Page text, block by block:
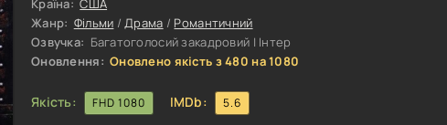
стосунки, і
Країна: США
Жанр: Фільми /Драма / Романтичний
Озвучка: Багатоголосий закадровий | Інтер
Оновлення: Оновлено якість з 480 на 1080
Якість: FHD 1080 IMDb: 5.6